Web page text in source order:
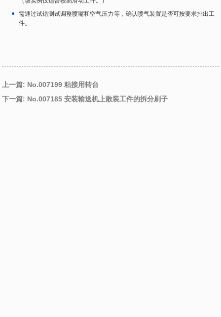
需通过试错测试调整喷嘴和空气压力等，确认喷气装置是否可按要求排出工
件。
上一篇: No.007199 粘接用转台
下一篇: No.007185 安装输送机上散装工件的拆分刷子